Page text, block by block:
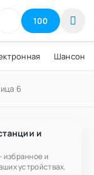
100
Шансон
6
и
избранное и
устройствах.